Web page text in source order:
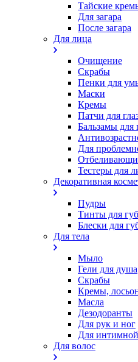
Тайские
Для загара
После загара
Для лица
Очищение
Скрабы
Пенки для
Маски
Кремы
Патчи для
Бальзамы для
Для
Тестеры для
Декоративная
Пудры
Тинты для губ
Блески для
Для тела
Мыло
Гели для душа
Скрабы
Кремы,
Масла
Дезодоранты
Для рук и ног
Для
Для волос